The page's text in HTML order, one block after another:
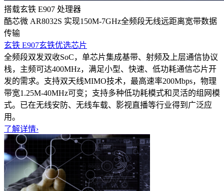
搭载玄铁 E907 处理器
酷芯微 AR8032S 实现150M-7GHz全频段无线远距离宽带数据
传输
玄铁 E907玄铁优选芯片
全频段双发双收SoC，单芯片集成基带、射频及上层通信协议
栈，主频可达400MHz，满足小型、快速、低功耗通信芯片开
发的需求。支持双天线MIMO技术，最高速率200Mbps，物理
带宽1.25M-40MHz可变；支持多种低功耗模式和灵活的组网模
式。已在无线安防、无线车载、影视直播等行业得到广泛应
用。
了解详情›